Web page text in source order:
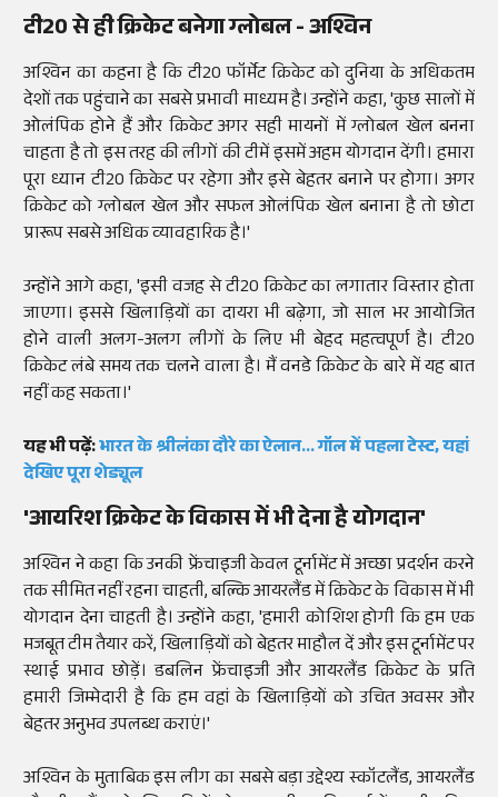
टी20 से ही क्रिकेट बनेगा ग्लोबल - अश्विन
अश्विन का कहना है कि टी20 फॉर्मेट क्रिकेट को दुनिया के अधिकतम
देशों तक पहुंचाने का सबसे प्रभावी माध्यम है। उन्होंने कहा, 'कुछ सालों में
ओलंपिक होने हैं और क्रिकेट अगर सही मायनों में ग्लोबल खेल बनना
चाहता है तो इस तरह की लीगों की टीमें इसमें अहम योगदान देंगी। हमारा
पूरा ध्यान टी20 क्रिकेट पर रहेगा और इसे बेहतर बनाने पर होगा। अगर
क्रिकेट को ग्लोबल खेल और सफल ओलंपिक खेल बनाना है तो छोटा
प्रारूप सबसे अधिक व्यावहारिक है।'
उन्होंने आगे कहा, 'इसी वजह से टी20 क्रिकेट का लगातार विस्तार होता
जाएगा। इससे खिलाड़ियों का दायरा भी बढ़ेगा, जो साल भर आयोजित
होने वाली अलग-अलग लीगों के लिए भी बेहद महत्वपूर्ण है। टी20
क्रिकेट लंबे समय तक चलने वाला है। मैं वनडे क्रिकेट के बारे में यह बात
नहीं कह सकता।'
यह भी पढ़ें:भारत के श्रीलंका दौरे का ऐलान... गॉल में पहला टेस्ट, यहां
देखिए पूरा शेड्यूल
'आयरिश क्रिकेट के विकास में भी देना है योगदान'
अश्विन ने कहा कि उनकी फ्रेंचाइजी केवल टूर्नामेंट में अच्छा प्रदर्शन करने
तक सीमित नहीं रहना चाहती, बल्कि आयरलैंड में क्रिकेट के विकास में भी
योगदान देना चाहती है। उन्होंने कहा, 'हमारी कोशिश होगी कि हम एक
मजबूत टीम तैयार करें, खिलाड़ियों को बेहतर माहौल दें और इस टूर्नामेंट पर
स्थाई प्रभाव छोड़ें। डबलिन फ्रेंचाइजी और आयरलैंड क्रिकेट के प्रति
हमारी जिम्मेदारी है कि हम वहां के खिलाड़ियों को उचित अवसर और
बेहतर अनुभव उपलब्ध कराएं।'
अश्विन के मुताबिक इस लीग का सबसे बड़ा उद्देश्य स्कॉटलैंड, आयरलैंड